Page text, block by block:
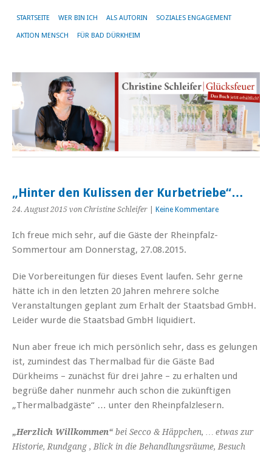
STARTSEITE WER BIN ICH ALS AUTORIN SOZIALES ENGAGEMENT
AKTION MENSCH FÜR BAD DÜRKHEIM
„Hinter den Kulissen der Kurbetriebe“…
24. August 2015 von Christine Schleifer Keine Kommentare
Ich freue mich sehr, auf die Gäste der Rheinpfalz-
Sommertour am Donnerstag, 27.08.2015.
Die Vorbereitungen für dieses Event laufen. Sehr gerne
hätte ich in den letzten 20 Jahren mehrere solche
Veranstaltungen geplant zum Erhalt der Staatsbad GmbH.
Leider wurde die Staatsbad GmbH liquidiert.
Nun aber freue ich mich persönlich sehr, dass es gelungen
ist, zumindest das Thermalbad für die Gäste Bad
Dürkheims – zunächst für drei Jahre – zu erhalten und
begrüße daher nunmehr auch schon die zukünftigen
„Thermalbadgäste“ … unter den Rheinpfalzlesern.
„Herzlich Willkommen“ bei Secco & Häppchen, … etwas zur
Historie, Rundgang , Blick in die Behandlungsräume, Besuch